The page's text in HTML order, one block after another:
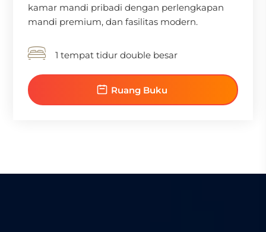
kamar mandi pribadi dengan perlengkapan
mandi premium, dan fasilitas modern.
1 tempat tidur double besar
Ruang Buku